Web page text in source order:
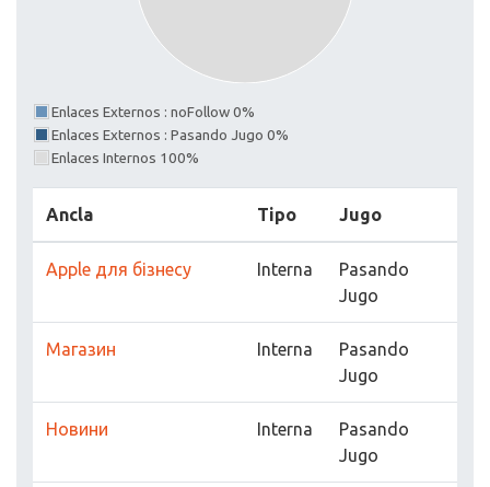
Enlaces Externos : noFollow 0%
Enlaces Externos : Pasando Jugo 0%
Enlaces Internos 100%
Ancla Tipo Jugo
Apple для бізнесу Interna
Pasando
Jugo
Магазин Interna
Pasando
Jugo
Новини Interna
Pasando
Jugo